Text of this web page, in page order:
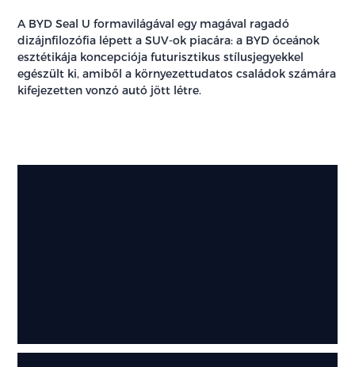
A BYD Seal U formavilágával egy magával ragadó
dizájnfilozófia lépett a SUV-ok piacára: a BYD óceánok
esztétikája koncepciója futurisztikus stílusjegyekkel
egészült ki, amiből a környezettudatos családok számára
kifejezetten vonzó autó jött létre.